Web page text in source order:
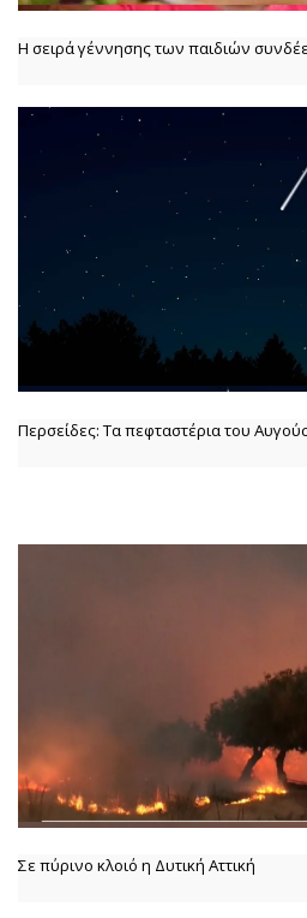
Η σειρά γέννησης των παιδιών
Περσείδες: Τα πεφταστέρια του
Σε πύρινο κλοιό η Δυτική Αττική